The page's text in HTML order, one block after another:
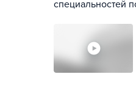
специальностей